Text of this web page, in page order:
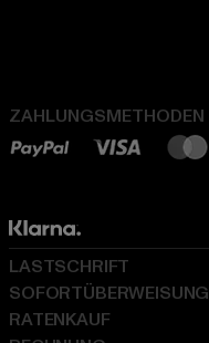
ZAHLUNGSMETHODEN
LASTSCHRIFT
SOFORTÜBERWEISUNG
RATENKAUF